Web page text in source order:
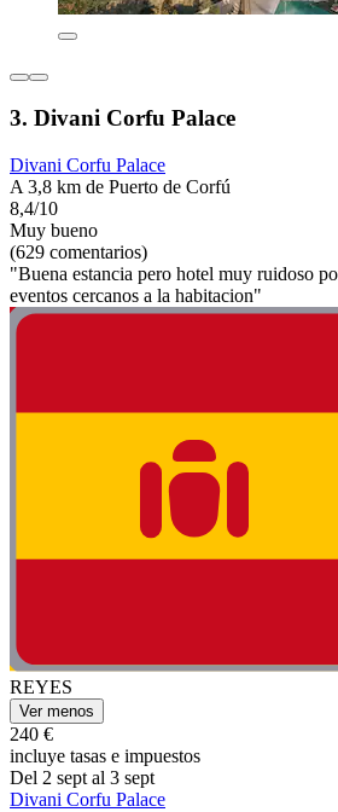
3. Divani Corfu Palace
Divani Corfu Palace
A 3,8 km de Puerto de Corfú
8,4/10
Muy bueno
(629 comentarios)
"Buena estancia pero hotel muy ruidoso
eventos cercanos a la habitacion"
REYES
Ver menos
240 €
incluye tasas e impuestos
Del 2 sept al 3 sept
Divani Corfu Palace